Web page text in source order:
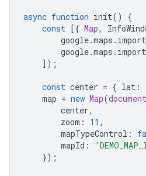
async function init()
{
const
[{ Map,
google.maps .
google.maps .
]);
const center = { lat :
map = new Map(document
center,
zoom : 11 ,
mapTypeControl :
mapId :
});